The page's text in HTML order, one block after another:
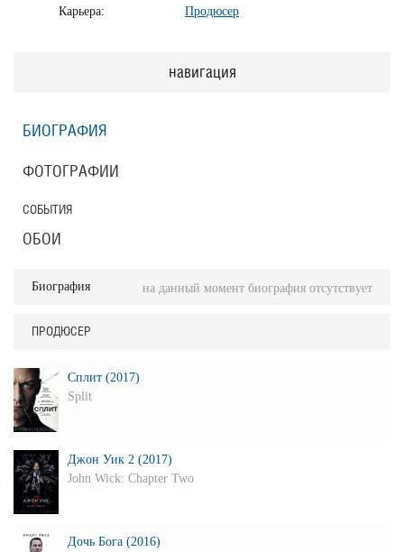
Карьера: Продюсер
навигация
БИОГРАФИЯ
ФОТОГРАФИИ
СОБЫТИЯ
ОБОИ
Биография на данный момент биография отсутствует
ПРОДЮСЕР
Сплит (2017)
Split
Джон Уик 2 (2017)
John Wick: Chapter Two
Дочь Бога (2016)